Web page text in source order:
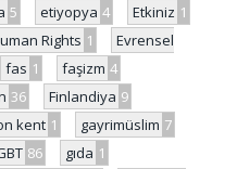
5 etiyopya 4 Etkiniz 1
Rights 1
Evrensel
fas 1 faşizm 4
36 Finlandiya 9
kent 1 gayrimüslim 7
86 gıda 1